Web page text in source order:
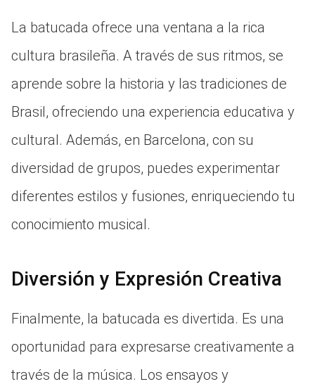
La batucada ofrece una ventana a la rica
cultura brasileña. A través de sus ritmos, se
aprende sobre la historia y las tradiciones de
Brasil, ofreciendo una experiencia educativa y
cultural. Además, en Barcelona, con su
diversidad de grupos, puedes experimentar
diferentes estilos y fusiones, enriqueciendo tu
conocimiento musical.
Diversión y Expresión Creativa
Finalmente, la batucada es divertida. Es una
oportunidad para expresarse creativamente a
través de la música. Los ensayos y